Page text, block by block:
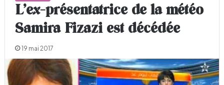
L’ex-présentatrice de la météo
Samira Fizazi est décédée
19 mai 2017